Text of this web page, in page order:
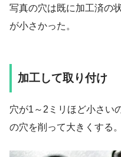
写真の穴は既に加工済の
が小さかった。
加工して取り付け
穴が1～2ミリほど小さい
の穴を削って大きくする。